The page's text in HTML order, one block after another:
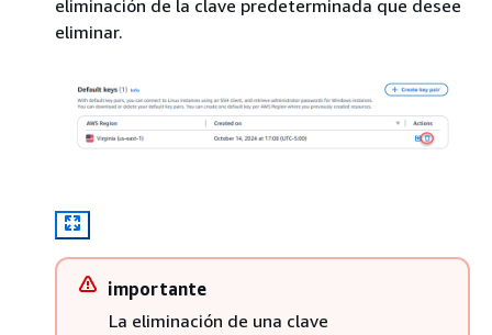
eliminación de la clave predeterminada que desee
eliminar.
importante
La eliminación de una clave